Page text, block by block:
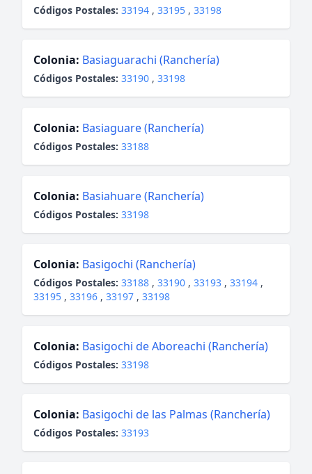
Códigos Postales: 33194 , 33195 , 33198
Colonia: Basiaguarachi (Ranchería)
Códigos Postales: 33190 , 33198
Colonia: Basiaguare (Ranchería)
Códigos Postales: 33188
Colonia: Basiahuare (Ranchería)
Códigos Postales: 33198
Colonia: Basigochi (Ranchería)
Códigos Postales: 33188 , 33190 , 33193 , 33194 ,
33195 , 33196 , 33197 , 33198
Colonia: Basigochi de Aboreachi (Ranchería)
Códigos Postales: 33198
Colonia: Basigochi de las Palmas (Ranchería)
Códigos Postales: 33193